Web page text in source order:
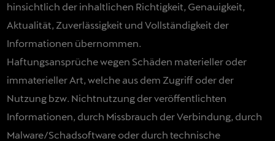
hinsichtlich der inhaltlichen Richtigkeit, Genauigkeit,
Aktualität, Zuverlässigkeit und Vollständigkeit der
Informationen übernommen.
Haftungsansprüche wegen Schäden materieller oder
immaterieller Art, welche aus dem Zugriff oder der
Nutzung bzw. Nichtnutzung der veröffentlichten
Informationen, durch Missbrauch der Verbindung, durch
Malware/Schadsoftware oder durch technische